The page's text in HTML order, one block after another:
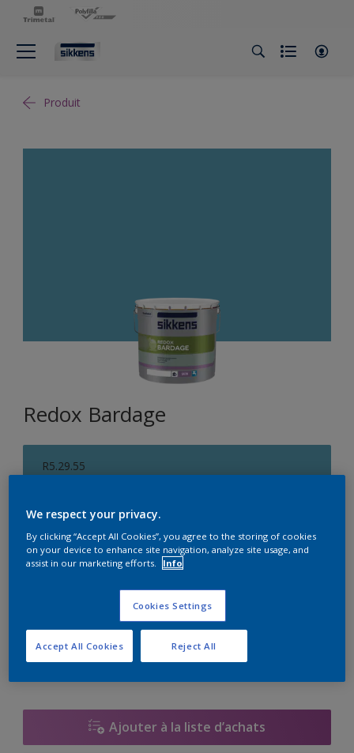
Produit
Redox Bardage
R5.29.55
1 L 5 L 15 L
Ajouter à la liste d’achats
We respect your privacy.
By clicking “Accept All Cookies”, you agree to the storing of cookies
on your device to enhance site navigation, analyze site usage, and
assist in our marketing efforts.
Info
Cookies Settings
Reject All
Accept All Cookies